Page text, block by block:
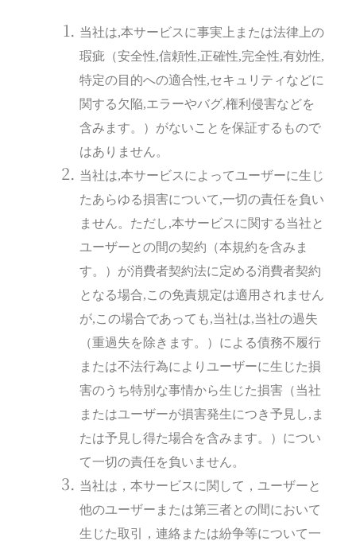
当社は,本サービスに事実上または法律上の
瑕疵（安全性,信頼性,正確性,完全性,有効性,
特定の目的への適合性,セキュリティなどに
関する欠陥,エラーやバグ,権利侵害などを
含みます。）がないことを保証するもので
はありません。
当社は,本サービスによってユーザーに生じ
たあらゆる損害について,一切の責任を負い
ません。ただし,本サービスに関する当社と
ユーザーとの間の契約（本規約を含みま
す。）が消費者契約法に定める消費者契約
となる場合,この免責規定は適用されません
が,この場合であっても,当社は,当社の過失
（重過失を除きます。）による債務不履行
または不法行為によりユーザーに生じた損
害のうち特別な事情から生じた損害（当社
またはユーザーが損害発生につき予見し,ま
たは予見し得た場合を含みます。）につい
て一切の責任を負いません。
当社は，本サービスに関して，ユーザーと
他のユーザーまたは第三者との間において
生じた取引，連絡または紛争等について一